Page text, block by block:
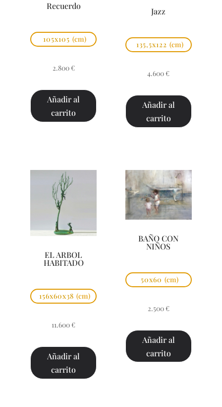
Recuerdo
105x105 (cm)
2.800 €
Añadir al
carrito
Jazz
135,5x122 (cm)
4.600 €
Añadir al
carrito
EL ARBOL
HABITADO
156x60x38 (cm)
11.600 €
Añadir al
carrito
BAÑO CON
NIÑOS
50x60 (cm)
2.500 €
Añadir al
carrito